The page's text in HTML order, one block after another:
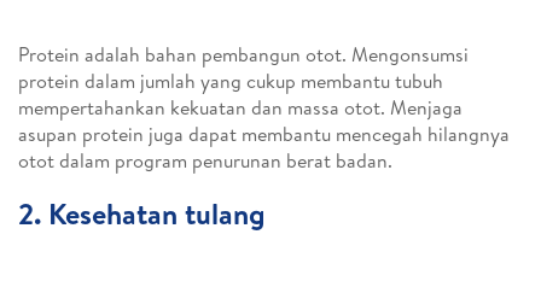
Protein adalah bahan pembangun otot. Mengonsumsi
protein dalam jumlah yang cukup membantu tubuh
mempertahankan kekuatan dan massa otot. Menjaga
asupan protein juga dapat membantu mencegah hilangnya
otot dalam program penurunan berat badan.
2. Kesehatan tulang